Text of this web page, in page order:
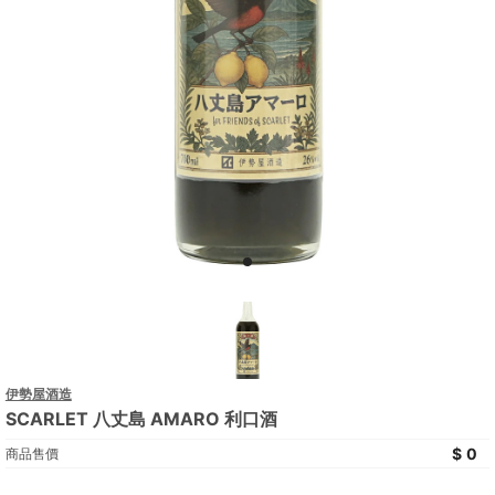
伊勢屋酒造
SCARLET 八丈島 AMARO 利口酒
商品售價 0